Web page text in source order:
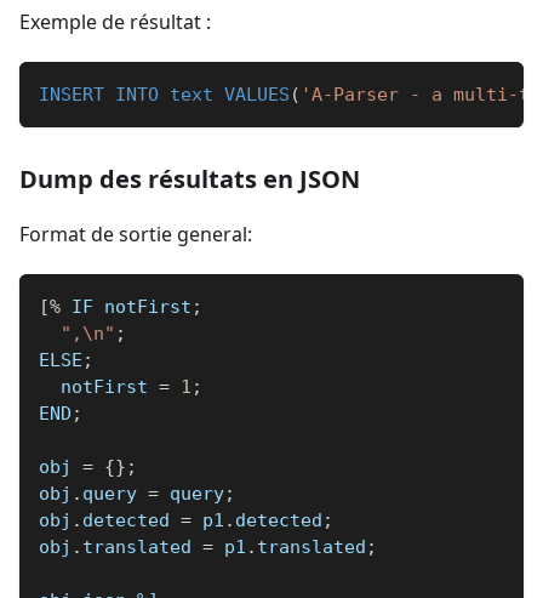
Exemple de résultat :
INSERT INTO text VALUES ( 'A-Parser - a multi-
Dump des résultats en JSON
Format de sortie general:
[% IF notFirst ;
",\n" ;
ELSE ;
  notFirst
= 1 ;
END ;
obj = {} ;
obj . query = query;
obj . detected = p1 . detected ;
obj . translated = p1 . translated ;